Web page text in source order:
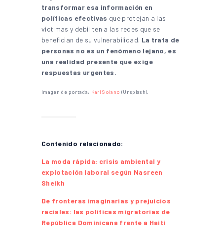
transformar esa información en
políticas efectivas que protejan a las
víctimas y debiliten a las redes que se
benefician de su vulnerabilidad. La trata de
personas no es un fenómeno lejano, es
una realidad presente que exige
respuestas urgentes.
Imagen de portada: Karl Solano (Unsplash).
Contenido relacionado:
La moda rápida: crisis ambiental y
explotación laboral según Nasreen
Sheikh
De fronteras imaginarias y prejuicios
raciales: las políticas migratorias de
República Dominicana frente a Haití